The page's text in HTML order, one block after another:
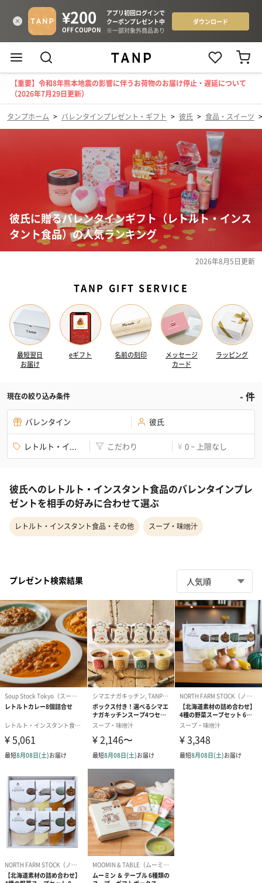
【重要】令和8年熊本地震の影響に伴うお荷物のお届け停止・遅延について
（2026年7月29日更新）
タンプホーム > バレンタインプレゼント・ギフト > 彼氏 > 食品・スイーツ
彼氏に贈るバレンタインギフト（レトルト・インス
タント食品）の人気ランキング
2026年8月5日更新
TANP GIFT SERVICE
最短翌日
お届け
eギフト 名前の刻印
メッセージ
カード
ラッピング
現在の絞り込み条件 -件
バレンタイン 彼氏
レトルト・イ... こだわり ¥ 0 ~ 上限なし
彼氏へのレトルト・インスタント食品のバレンタインプレ
ゼントを相手の好みに合わせて選ぶ
レトルト・インスタント食品・その他 スープ・味噌汁
プレゼント検索結果